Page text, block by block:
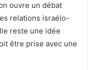
ouvre un débat
relations israélo-
reste une idée
être prise avec une